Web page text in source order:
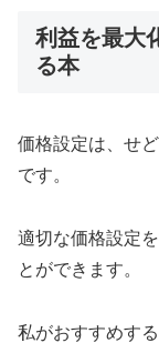
利益を最大
る本
価格設定は、せ
です。
適切な価格設定
とができます。
私がおすすめす